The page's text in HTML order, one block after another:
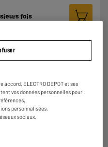
fois
65PUS8500 Ambilight
ELECTRO DEPOT et ses
vos données personnelles pour :
personnalisées,
sociaux,